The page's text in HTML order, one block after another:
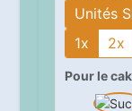
Unités
1x
2x
Pour le